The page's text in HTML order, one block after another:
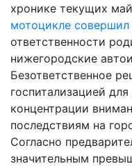
хронике текущих
мотоцикле совершил
ответственности
нижегородские
Безответственное
госпитализацией
концентрации
последствиям на
Согласно
значительным